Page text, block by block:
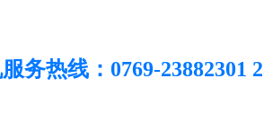
务热线： 0769-23882301